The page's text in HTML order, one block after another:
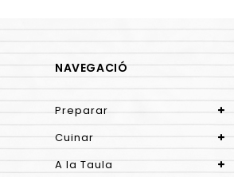
NAVEGACIÓ
Preparar
Cuinar
A la Taula